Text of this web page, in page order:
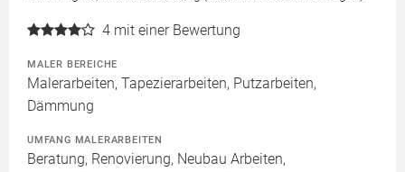
4 mit einer Bewertung
MALER BEREICHE
Malerarbeiten, Tapezierarbeiten, Putzarbeiten,
Dämmung
UMFANG MALERARBEITEN
Beratung, Renovierung, Neubau Arbeiten,